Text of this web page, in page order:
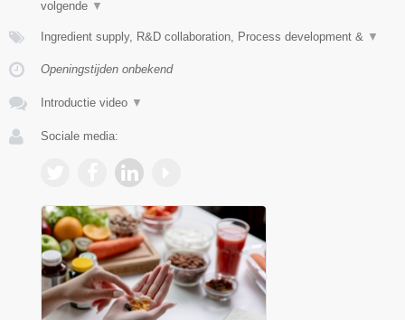
volgende ▼
Ingredient supply, R&D collaboration, Process development & ▼
Openingstijden onbekend
Introductie video ▼
Sociale media: